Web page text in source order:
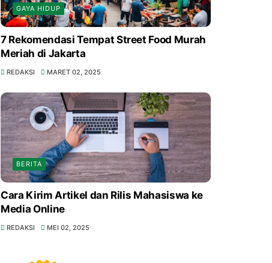
GAYA HIDUP
7 Rekomendasi Tempat Street Food Murah
Meriah di Jakarta
REDAKSI MARET 02, 2025
BERITA
Cara Kirim Artikel dan Rilis Mahasiswa ke
Media Online
REDAKSI MEI 02, 2025